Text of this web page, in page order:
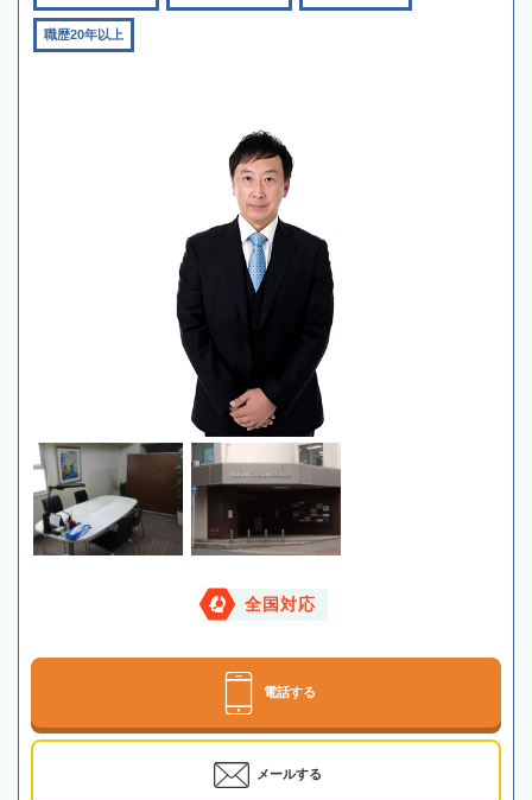
職歴20年以上
全国対応
電話する
メールする